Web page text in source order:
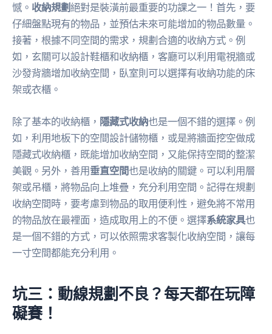
憾。 收納規劃絕對是裝潢前最重要的功課之一！首先，要
仔細盤點現有的物品，並預估未來可能增加的物品數量。
接著，根據不同空間的需求，規劃合適的收納方式。例
如，玄關可以設計鞋櫃和收納櫃，客廳可以利用電視牆或
沙發背牆增加收納空間，臥室則可以選擇有收納功能的床
架或衣櫃。
除了基本的收納櫃， 隱藏式收納也是一個不錯的選擇。例
如，利用地板下的空間設計儲物櫃，或是將牆面挖空做成
隱藏式收納櫃，既能增加收納空間，又能保持空間的整潔
美觀。另外，善用垂直空間也是收納的關鍵。可以利用層
架或吊櫃，將物品向上堆疊，充分利用空間。記得在規劃
收納空間時，要考慮到物品的取用便利性，避免將不常用
的物品放在最裡面，造成取用上的不便。選擇系統家具也
是一個不錯的方式，可以依照需求客製化收納空間，讓每
一寸空間都能充分利用。
坑三：動線規劃不良？每天都在玩障
礙賽！